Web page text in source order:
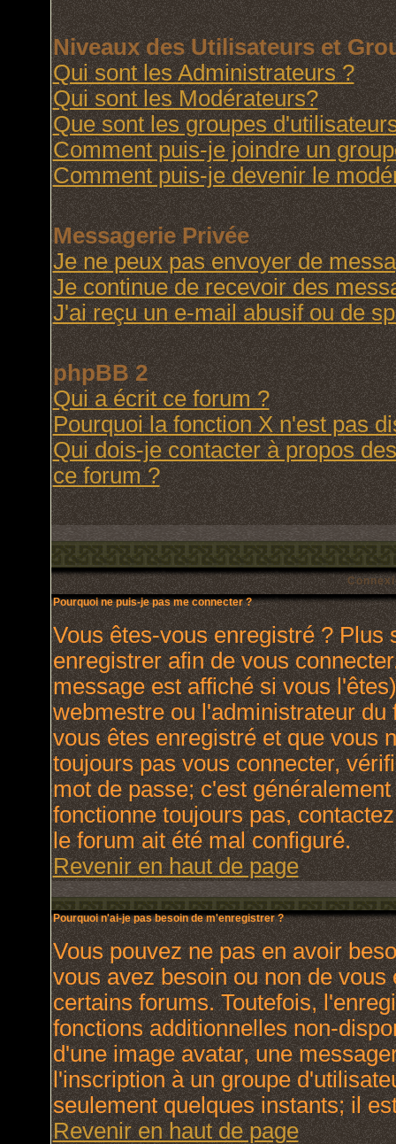
Niveaux des Utilisateurs et
Qui sont les Administrateurs ?
Qui sont les Modérateurs?
Que sont les groupes
Comment puis-je joindre un
Comment puis-je devenir le
Messagerie Privée
Je ne peux pas envoyer de
Je continue de recevoir des
J'ai reçu un e-mail abusif ou de
phpBB 2
Qui a écrit ce forum ?
Pourquoi la fonction X n'est pas
Qui dois-je contacter à propos
ce forum ?
Pourquoi ne puis-je pas me connecter ?
Vous êtes-vous enregistré ? Plus
enregistrer afin de vous
message est affiché si vous
webmestre ou l'administrateur
vous êtes enregistré et que vous
toujours pas vous connecter,
mot de passe; c'est
fonctionne toujours pas,
le forum ait été mal configuré.
Revenir en haut de page
Pourquoi n'ai-je pas besoin de m'enregistrer ?
Vous pouvez ne pas en avoir
vous avez besoin ou non de
certains forums. Toutefois,
fonctions additionnelles non-
d'une image avatar, une
l'inscription à un groupe
seulement quelques instants; il
Revenir en haut de page